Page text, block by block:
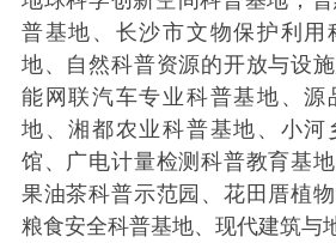
普基地、长沙市文物保护利用
地、自然科普资源的开放与设
能网联汽车专业科普基地、源
地、湘都农业科普基地、小河
馆、广电计量检测科普教育基
果油茶科普示范园、花田厝植
粮食安全科普基地、现代建筑与